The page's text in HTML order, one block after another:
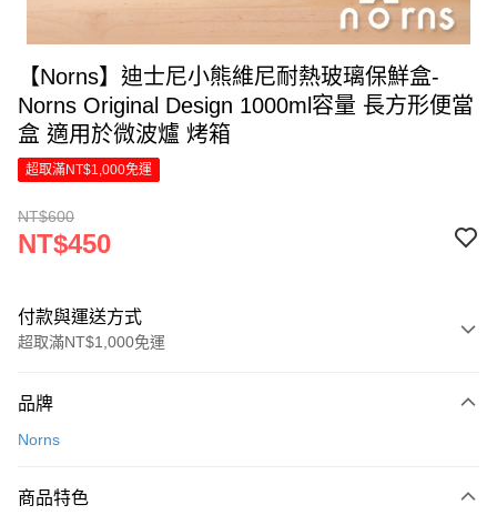
【Norns】迪士尼小熊維尼耐熱玻璃保鮮盒-
Norns Original Design 1000ml容量 長方形便當
盒 適用於微波爐 烤箱
超取滿NT$1,000免運
NT$600
NT$450
付款與運送方式
超取滿NT$1,000免運
信用卡一次付款
Apple Pay
品牌
Norns
商品特色